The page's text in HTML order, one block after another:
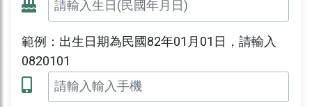
範例：出生日期為民國82年01月01日，請輸入
0820101